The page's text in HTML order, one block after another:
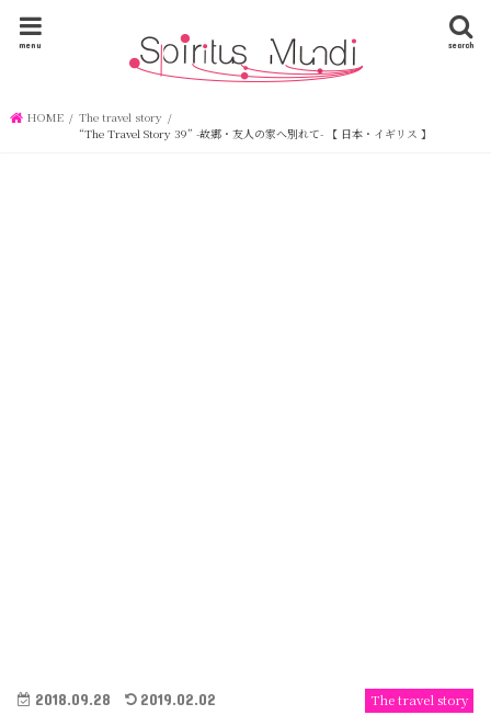
search
menu
HOME
The travel story
“The Travel Story 39” -故郷・友人の家へ別れて- 【 日本・イギリス 】
The travel story
2018.09.28 2019.02.02